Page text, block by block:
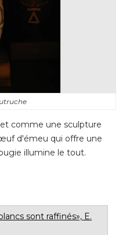
comme une sculpture
d'émeu qui offre une
illumine le tout.
sont raffinés», E.